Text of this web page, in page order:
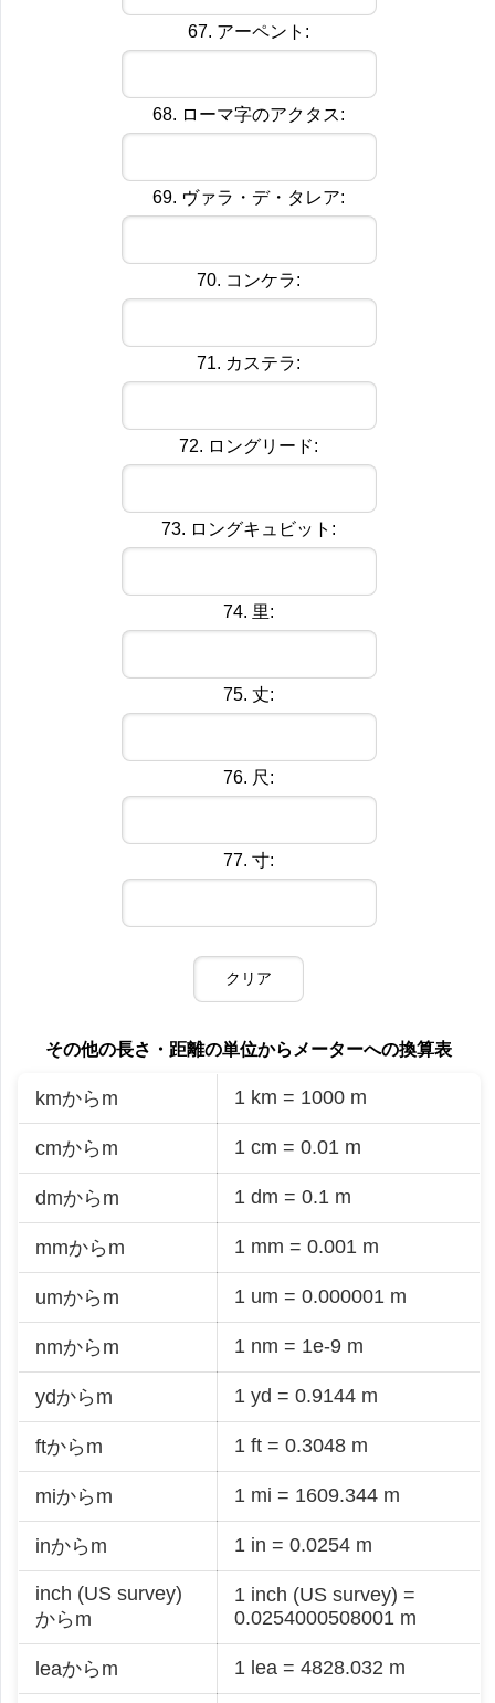
67. アーペント:
68. ローマ字のアクタス:
69. ヴァラ・デ・タレア:
70. コンケラ:
71. カステラ:
72. ロングリード:
73. ロングキュビット:
74. 里:
75. 丈:
76. 尺:
77. 寸:
その他の長さ・距離の単位からメーターへの換算表
kmからm 1 km = 1000 m
cmからm 1 cm = 0.01 m
dmからm 1 dm = 0.1 m
mmからm 1 mm = 0.001 m
umからm 1 um = 0.000001 m
nmからm 1 nm = 1e-9 m
ydからm 1 yd = 0.9144 m
ftからm 1 ft = 0.3048 m
miからm 1 mi = 1609.344 m
inからm 1 in = 0.0254 m
inch (US survey)
からm
1 inch (US survey) =
0.0254000508001 m
leaからm 1 lea = 4828.032 m